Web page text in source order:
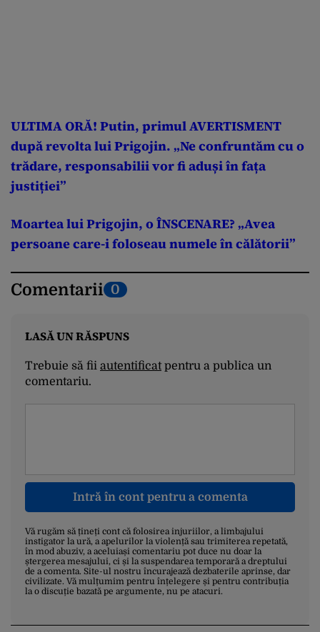
ULTIMA ORĂ! Putin, primul AVERTISMENT
după revolta lui Prigojin. „Ne confruntăm cu o
trădare, responsabilii vor fi aduși în fața
justiției”
Moartea lui Prigojin, o ÎNSCENARE? „Avea
persoane care-i foloseau numele în călătorii”
Comentarii 0
LASĂ UN RĂSPUNS
Trebuie să fii autentificatpentru a publica un
comentariu.
Intră în cont pentru a comenta
Vă rugăm să țineți cont că folosirea injuriilor, a limbajului
instigator la ură, a apelurilor la violență sau trimiterea repetată,
în mod abuziv, a aceluiași comentariu pot duce nu doar la
ștergerea mesajului, ci și la suspendarea temporară a dreptului
de a comenta. Site-ul nostru încurajează dezbaterile aprinse, dar
civilizate. Vă mulțumim pentru înțelegere și pentru contribuția
la o discuție bazată pe argumente, nu pe atacuri.